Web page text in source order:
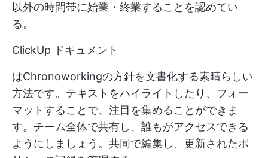
以外の時間帯に始業・終業することを認めてい
る。
ClickUp ドキュメント
はChronoworkingの方針を文書化する素晴らしい
方法です。テキストをハイライトしたり、フォー
マットすることで、注目を集めることができま
す。チーム全体で共有し、誰もがアクセスできる
ようにしましょう。共同で編集し、更新されたポ